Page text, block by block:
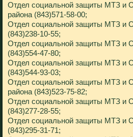
Отдел социальной защиты МТЗ и
района (843)571-58-00;
Отдел социальной защиты МТЗ и
(843)238-10-55;
Отдел социальной защиты МТЗ и
(843)554-47-80;
Отдел социальной защиты МТЗ и
(843)544-93-03;
Отдел социальной защиты МТЗ и
района (843)523-75-82;
Отдел социальной защиты МТЗ и
(843)277-28-55;
Отдел социальной защиты МТЗ и
(843)295-31-71;